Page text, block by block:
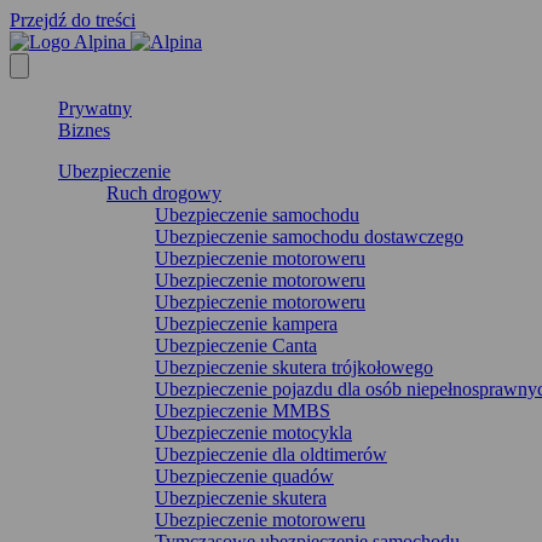
Przejdź do treści
Prywatny
Biznes
Ubezpieczenie
Ruch drogowy
Ubezpieczenie samochodu
Ubezpieczenie samochodu dostawczego
Ubezpieczenie motoroweru
Ubezpieczenie motoroweru
Ubezpieczenie motoroweru
Ubezpieczenie kampera
Ubezpieczenie Canta
Ubezpieczenie skutera trójkołowego
Ubezpieczenie pojazdu dla osób
Ubezpieczenie MMBS
Ubezpieczenie motocykla
Ubezpieczenie dla oldtimerów
Ubezpieczenie quadów
Ubezpieczenie skutera
Ubezpieczenie motoroweru